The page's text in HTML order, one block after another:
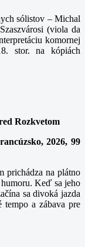
sólistov – Michal
(viola da
komornej
stor. na kópiách
Rozkvetom
2026, 99
prichádza na plátno
Keď sa jeho
sa divoká jazda
tempo a zábava pre